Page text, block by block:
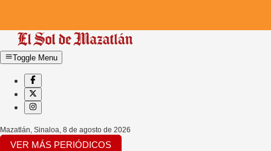
Toggle Menu
Mazatlán, Sinaloa, 8 de agosto de 2026
VER MÁS PERIÓDICOS